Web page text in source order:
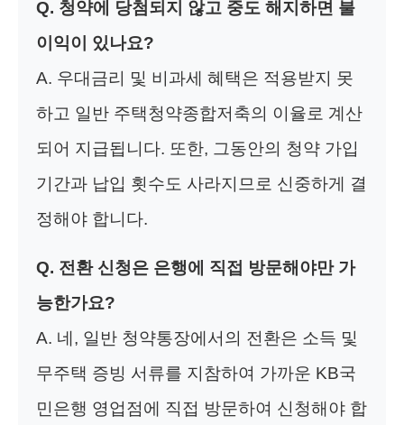
Q. 청약에 당첨되지 않고 중도 해지하면 불
이익이 있나요?
A. 우대금리 및 비과세 혜택은 적용받지 못
하고 일반 주택청약종합저축의 이율로 계산
되어 지급됩니다. 또한, 그동안의 청약 가입
기간과 납입 횟수도 사라지므로 신중하게 결
정해야 합니다.
Q. 전환 신청은 은행에 직접 방문해야만 가
능한가요?
A. 네, 일반 청약통장에서의 전환은 소득 및
무주택 증빙 서류를 지참하여 가까운 KB국
민은행 영업점에 직접 방문하여 신청해야 합